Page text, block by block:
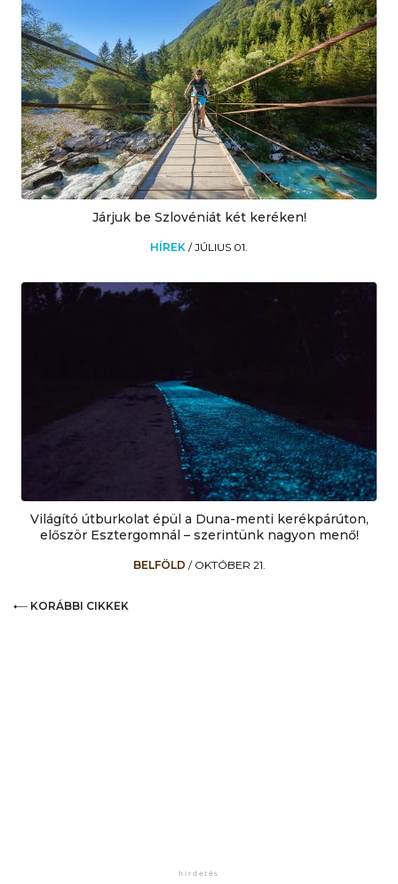
Járjuk be Szlovéniát két keréken!
HÍREK /JÚLIUS 01.
Világító útburkolat épül a Duna-menti kerékpárúton,
először Esztergomnál – szerintünk nagyon menő!
BELFÖLD / OKTÓBER 21.
KORÁBBI CIKKEK